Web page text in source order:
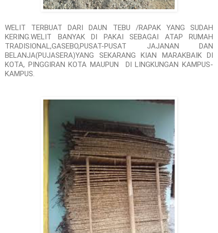
WELIT TERBUAT DARI DAUN TEBU /RAPAK YANG SUDAH
KERING.WELIT BANYAK DI PAKAI SEBAGAI ATAP RUMAH
TRADISIONAL,GASEBO,PUSAT-PUSAT JAJANAN DAN
BELANJA(PUJASERA)YANG SEKARANG KIAN MARAKBAIK DI
KOTA, PINGGIRAN KOTA MAUPUN DI LINGKUNGAN KAMPUS-
KAMPUS.